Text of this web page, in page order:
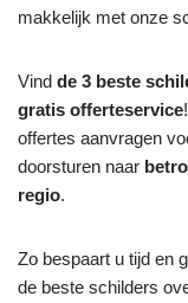
makkelijk met onze
Vind de 3 beste
gratis offerteservice
offertes aanvragen
doorsturen naar
regio.
Zo bespaart u tijd en
de beste schilders